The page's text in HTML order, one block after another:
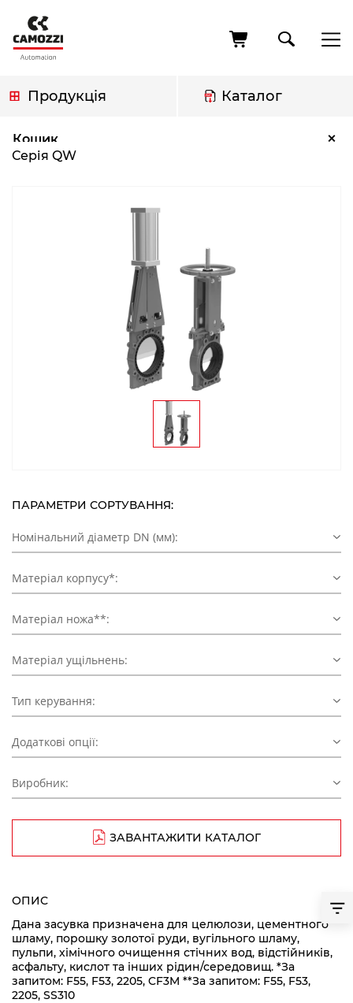
основного
вмісту
Продукція Каталог
Кошик ×
навіґації
Серія QW
ПАРАМЕТРИ СОРТУВАННЯ:
Номінальний діаметр DN (мм):
Матеріал корпусу*:
Матеріал ножа**:
Матеріал ущільнень:
Тип керування:
Додаткові опції:
Виробник:
ЗАВАНТАЖИТИ КАТАЛОГ
ОПИС
Дана засувка призначена для целюлози, цементного
шламу, порошку золотої руди, вугільного шламу,
пульпи, хімічного очищення стічних вод, відстійників,
асфальту, кислот та інших рідин/середовищ. *За
запитом: F55, F53, 2205, CF3M **За запитом: F55, F53,
2205, SS310